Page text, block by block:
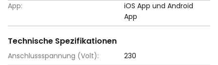
App:
iOS App und Android
App
Technische Spezifikationen
Anschlussspannung (Volt): 230